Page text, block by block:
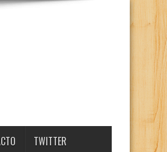
TWITTER